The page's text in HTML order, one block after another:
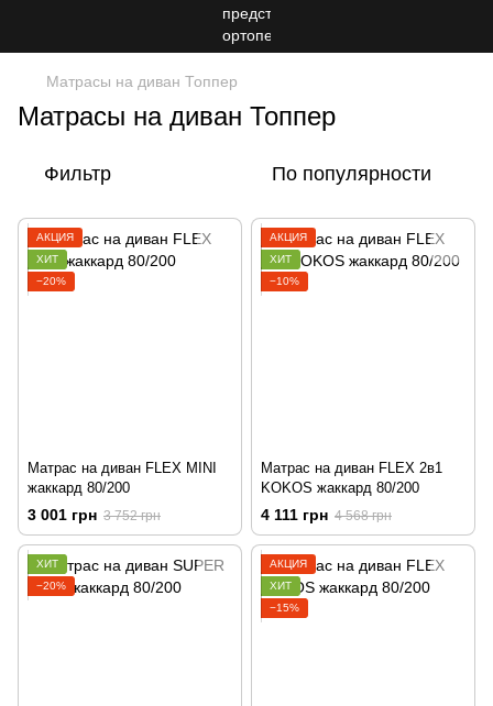
Матрасы на диван Топпер
Матрасы на диван Топпер
Фильтр По популярности
АКЦИЯ
ХИТ
−20%
Матрас на диван FLEX MINI
жаккард 80/200
3 001 грн 3 752 грн
АКЦИЯ
ХИТ
−10%
Матрас на диван FLEX 2в1
KOKOS жаккард 80/200
4 111 грн 4 568 грн
ХИТ
−20%
АКЦИЯ
ХИТ
−15%